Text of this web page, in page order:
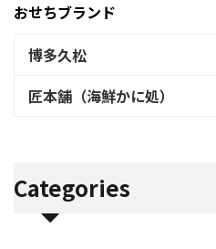
おせちブランド
博多久松
匠本舗（海鮮かに処）
Categories